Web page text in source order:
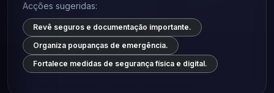
Acções sugeridas:
Revê seguros e documentação importante.
Organiza poupanças de emergência.
Fortalece medidas de segurança física e digital.